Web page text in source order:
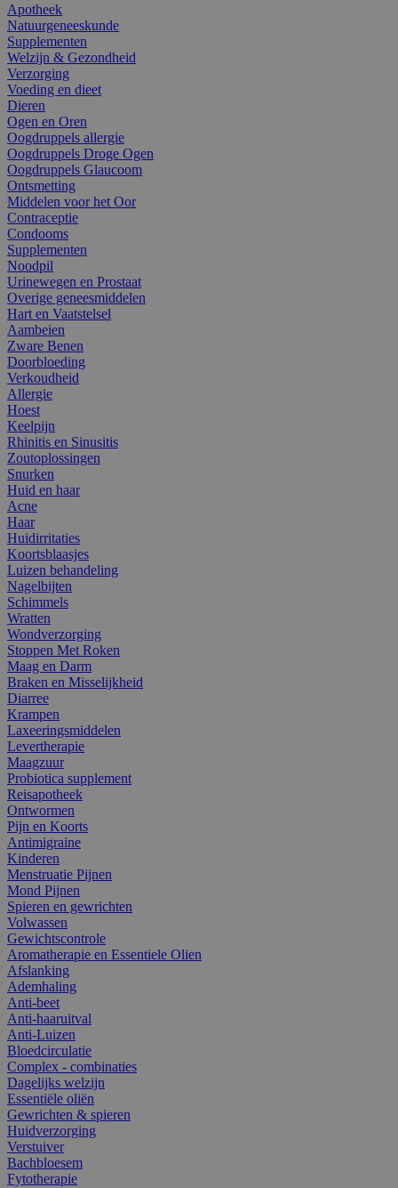
Apotheek
Natuurgeneeskunde
Supplementen
Welzijn & Gezondheid
Verzorging
Voeding en dieet
Dieren
Ogen en Oren
Oogdruppels allergie
Oogdruppels Droge Ogen
Oogdruppels Glaucoom
Ontsmetting
Middelen voor het Oor
Contraceptie
Condooms
Supplementen
Noodpil
Urinewegen en Prostaat
Overige geneesmiddelen
Hart en Vaatstelsel
Aambeien
Zware Benen
Doorbloeding
Verkoudheid
Allergie
Hoest
Keelpijn
Rhinitis en Sinusitis
Zoutoplossingen
Snurken
Huid en haar
Acne
Haar
Huidirritaties
Koortsblaasjes
Luizen behandeling
Nagelbijten
Schimmels
Wratten
Wondverzorging
Stoppen Met Roken
Maag en Darm
Braken en Misselijkheid
Diarree
Krampen
Laxeeringsmiddelen
Levertherapie
Maagzuur
Probiotica supplement
Reisapotheek
Ontwormen
Pijn en Koorts
Antimigraine
Kinderen
Menstruatie Pijnen
Mond Pijnen
Spieren en gewrichten
Volwassen
Gewichtscontrole
Aromatherapie en Essentiele Olien
Afslanking
Ademhaling
Anti-beet
Anti-haaruitval
Anti-Luizen
Bloedcirculatie
Complex - combinaties
Dagelijks welzijn
Essentiële oliën
Gewrichten & spieren
Huidverzorging
Verstuiver
Bachbloesem
Fytotherapie